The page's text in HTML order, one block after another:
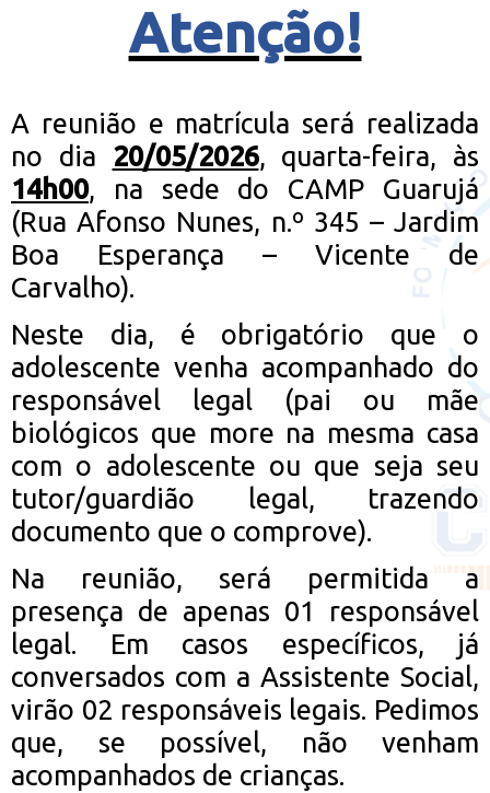
Atenção!
A reunião e matrícula será realizada
no dia 20/05/2026, quarta-feira, às
14h00, na sede do CAMP Guarujá
(Rua Afonso Nunes, n.º 345 – Jardim
Boa Esperança – Vicente de
Carvalho).
Neste dia, é obrigatório que o
adolescente venha acompanhado do
responsável legal (pai ou mãe
biológicos que more na mesma casa
com o adolescente ou que seja seu
tutor/guardião legal, trazendo
documento que o comprove).
Na reunião, será permitida a
presença de apenas 01 responsável
legal. Em casos específicos, já
conversados com a Assistente Social,
virão 02 responsáveis legais. Pedimos
que, se possível, não venham
acompanhados de crianças.